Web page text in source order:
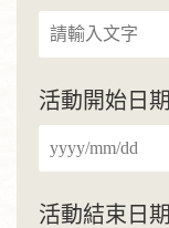
活動開始日期
活動結束日期